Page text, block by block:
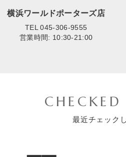
横浜ワールドポーターズ店
TEL 045-306-9555
営業時間: 10:30-21:00
最近チェック